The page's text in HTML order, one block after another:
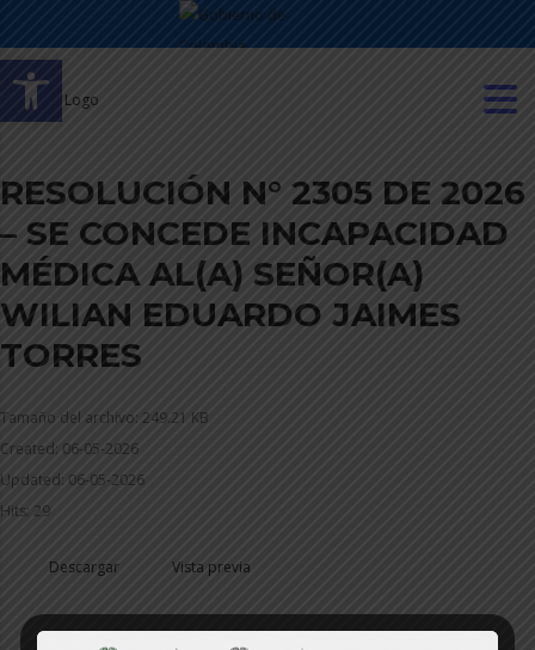
Abrir barra de herramientas
RESOLUCIÓN N° 2305 DE 2026
– SE CONCEDE INCAPACIDAD
MÉDICA AL(A) SEÑOR(A)
WILIAN EDUARDO JAIMES
TORRES
Tamaño del archivo: 249.21 KB
Created: 06-05-2026
Updated: 06-05-2026
Hits: 29
Descargar Vista previa